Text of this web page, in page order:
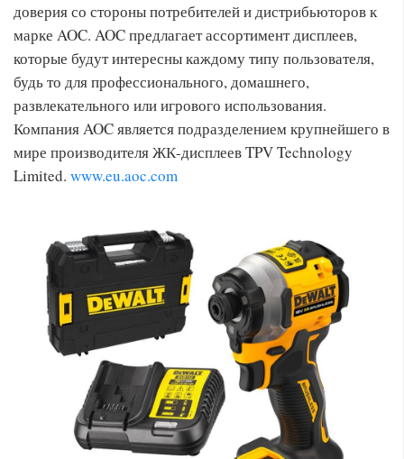
доверия со стороны потребителей и дистрибьюторов к
марке AOC. AOC предлагает ассортимент дисплеев,
которые будут интересны каждому типу пользователя,
будь то для профессионального, домашнего,
развлекательного или игрового использования.
Компания AOC является подразделением крупнейшего в
мире производителя ЖК-дисплеев TPV Technology
Limited. www.eu.aoc.com